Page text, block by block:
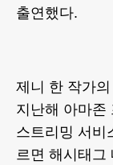
출연했다.
제니 한 작가의
지난해 아마존
스트리밍 서비
르면 해시태그